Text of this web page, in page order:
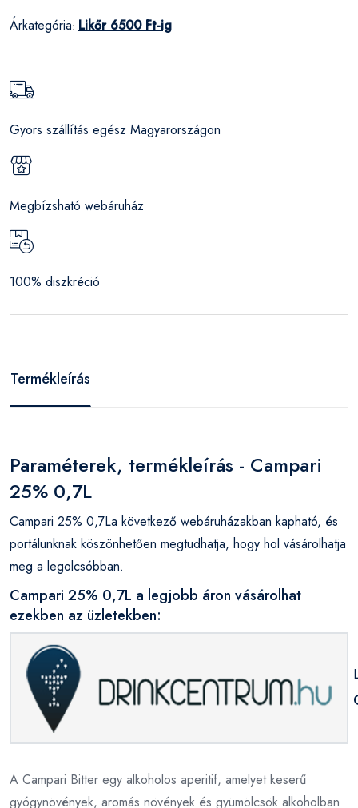
Árkategória: Likőr 6500 Ft-ig
Gyors szállítás egész Magyarországon
Megbízsható webáruház
100% diszkréció
Termékleírás
Paraméterek, termékleírás - Campari
25% 0,7L
Campari 25% 0,7La következő webáruházakban kapható, és
portálunknak köszönhetően megtudhatja, hogy hol vásárolhatja
meg a legolcsóbban.
Campari 25% 0,7L a legjobb áron vásárolhat
ezekben az üzletekben:
A Campari Bitter egy alkoholos aperitif, amelyet keserű
gyógynövények, aromás növények és gyümölcsök alkoholban